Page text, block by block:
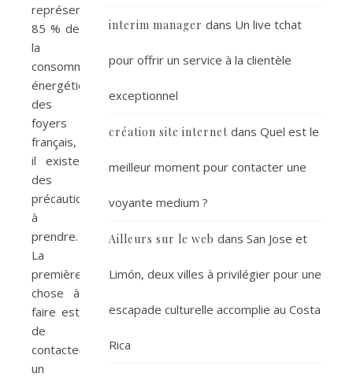
représente
85 % de
la
consommation
énergétique
des
foyers
français,
il existe
des
précautions
à
prendre.
La
première
chose à
faire est
de
contacter
un
interim manager dans Un live tchat
pour offrir un service à la clientèle
exceptionnel
création site internet dans Quel est le
meilleur moment pour contacter une
voyante medium ?
Ailleurs sur le web dans San Jose et
Limón, deux villes à privilégier pour une
escapade culturelle accomplie au Costa
Rica